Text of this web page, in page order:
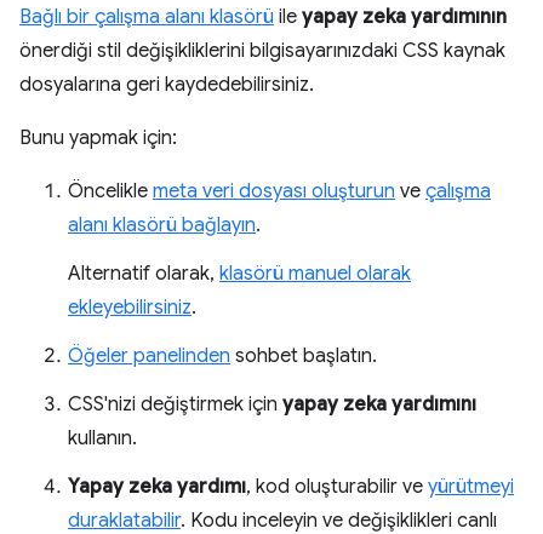
Bağlı bir çalışma alanı klasörü ile yapay zeka yardımının
önerdiği stil değişikliklerini bilgisayarınızdaki CSS kaynak
dosyalarına geri kaydedebilirsiniz.
Bunu yapmak için:
Öncelikle meta veri dosyası oluşturun ve çalışma
alanı klasörü bağlayın.
Alternatif olarak, klasörü manuel olarak
ekleyebilirsiniz.
Öğeler panelinden sohbet başlatın.
CSS'nizi değiştirmek için yapay zeka yardımını
kullanın.
Yapay zeka yardımı, kod oluşturabilir ve yürütmeyi
duraklatabilir. Kodu inceleyin ve değişiklikleri canlı